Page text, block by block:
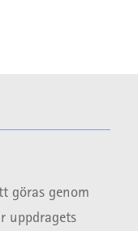
göras genom
uppdragets